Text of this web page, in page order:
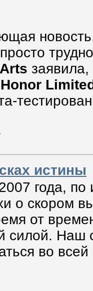
заявила,
истины
года, по
о скором
от
силой. Наш
во всей